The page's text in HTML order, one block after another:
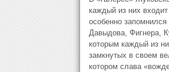
каждый из них
особенно
Давыдова, Фигнера,
которым каждый из
замкнутых в своем
котором слава